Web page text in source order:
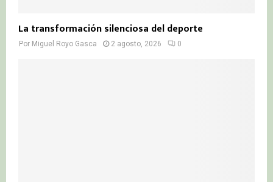
La transformación silenciosa del deporte
Por Miguel Royo Gasca 2 agosto, 2026 0